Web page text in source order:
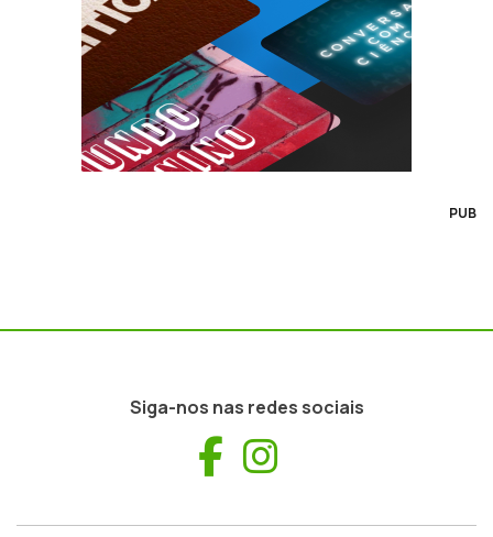
PUB
Siga-nos nas redes sociais
Facebook